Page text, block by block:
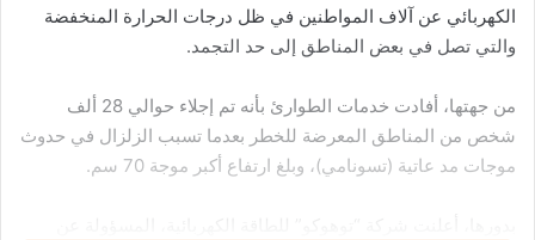
الكهربائي عن آلاف المواطنين في ظل درجات الحرارة المنخفضة
والتي تصل في بعض المناطق إلى حد التجمد.
من جهتها، أفادت خدمات الطوارئ بأنه تم إجلاء حوالي 28 ألف
شخص من المناطق المعرضة للخطر بعدما تسبب الزلزال في حدوث
موجات مد عاتية (تسونامي)، وبلغ ارتفاع أكبر موجة 70 سم.